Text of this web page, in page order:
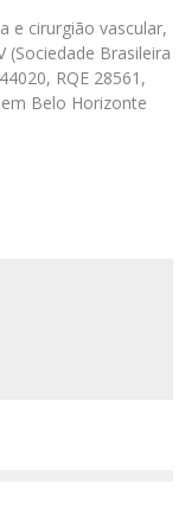
e cirurgião vascular,
(Sociedade Brasileira
RQE 28561,
Belo Horizonte